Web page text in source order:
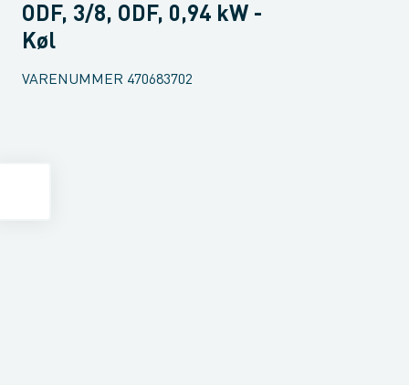
ODF, 3/8, ODF, 0,94 kW -
Køl
VARENUMMER 470683702